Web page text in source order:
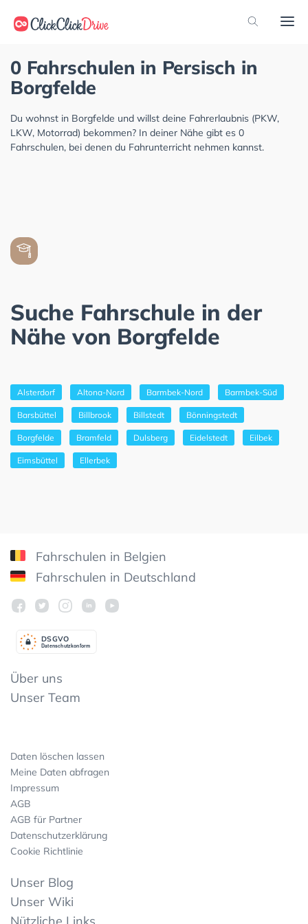
0 Fahrschulen in Persisch in
Borgfelde
Du wohnst in Borgfelde und willst deine Fahrerlaubnis (PKW,
LKW, Motorrad) bekommen? In deiner Nähe gibt es 0
Fahrschulen, bei denen du Fahrunterricht nehmen kannst.
Suche Fahrschule in der
Nähe von Borgfelde
Alsterdorf Altona-Nord Barmbek-Nord Barmbek-Süd
Barsbüttel Billbrook Billstedt Bönningstedt
Borgfelde Bramfeld Dulsberg Eidelstedt Eilbek
Eimsbüttel Ellerbek
Fahrschulen in Belgien
Fahrschulen in Deutschland
Datenschutzkonform
DSGVO
Über uns
Unser Team
Daten löschen lassen
Meine Daten abfragen
Impressum
AGB
AGB für Partner
Datenschutzerklärung
Cookie Richtlinie
Unser Blog
Unser Wiki